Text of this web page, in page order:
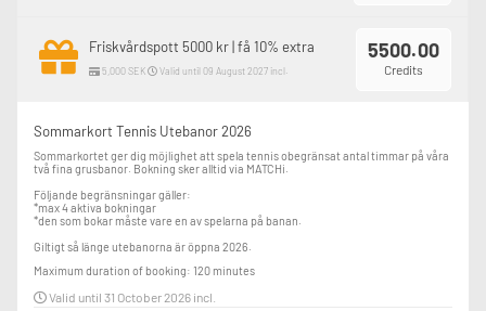
5500.00
Credits
Friskvårdspott 5000 kr | få 10% extra
5,000 SEK Valid until 09 August 2027 incl.
Sommarkort Tennis Utebanor 2026
Sommarkortet ger dig möjlighet att spela tennis obegränsat antal timmar på våra
två fina grusbanor. Bokning sker alltid via MATCHi.
Följande begränsningar gäller:
*max 4 aktiva bokningar
*den som bokar måste vare en av spelarna på banan.
Giltigt så länge utebanorna är öppna 2026.
Maximum duration of booking: 120 minutes
Valid until 31 October 2026 incl.